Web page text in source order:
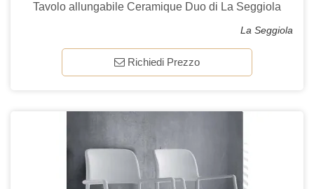
Tavolo allungabile Ceramique Duo di La Seggiola
La Seggiola
Richiedi Prezzo